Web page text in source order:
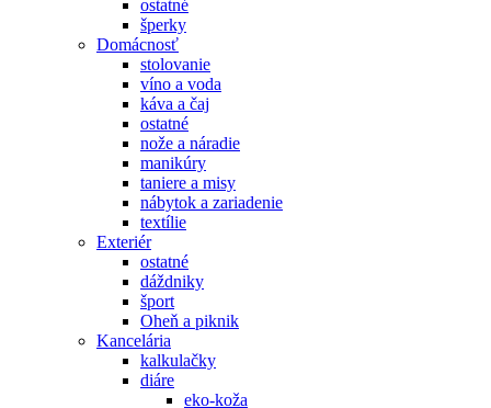
ostatné
šperky
Domácnosť
stolovanie
víno a voda
káva a čaj
ostatné
nože a náradie
manikúry
taniere a misy
nábytok a zariadenie
textílie
Exteriér
ostatné
dáždniky
šport
Oheň a piknik
Kancelária
kalkulačky
diáre
eko-koža